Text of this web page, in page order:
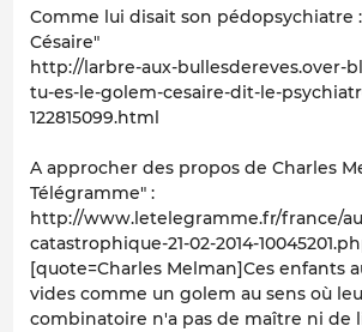
Comme lui disait son pédopsychiatre
Césaire"
http://larbre-aux-bullesdereves.over-
tu-es-le-golem-cesaire-dit-le-
122815099.html
A approcher des propos de Charles
Télégramme" :
http://www.letelegramme.fr/france/
catastrophique-21-02-2014-
[quote=Charles Melman]Ces enfants
vides comme un golem au sens où
combinatoire n'a pas de maître ni de